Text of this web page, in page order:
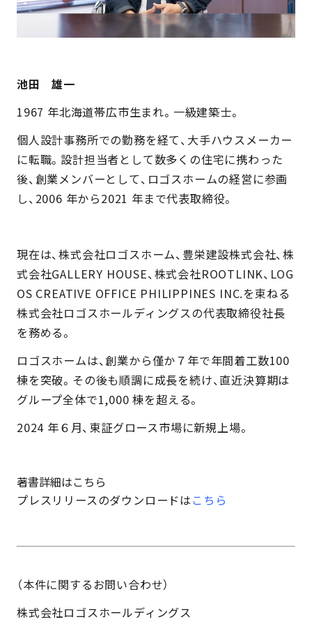
池田　雄一
1967 年北海道帯広市生まれ。一級建築士。
個人設計事務所での勤務を経て、大手ハウスメーカー
に転職。設計担当者として数多くの住宅に携わった
後、創業メンバーとして、ロゴスホームの経営に参画
し、2006 年から2021 年まで代表取締役。
現在は、株式会社ロゴスホーム、豊栄建設株式会社、株
式会社GALLERY HOUSE、株式会社ROOTLINK、LOG
OS CREATIVE OFFICE PHILIPPINES INC.を束ねる
株式会社ロゴスホールディングスの代表取締役社長
を務める。
ロゴスホームは、創業から僅か７年で年間着工数100
棟を突破。その後も順調に成長を続け、直近決算期は
グループ全体で1,000 棟を超える。
2024 年６月、東証グロース市場に新規上場。
著書詳細はこちら
プレスリリースのダウンロードは こちら
（本件に関するお問い合わせ）
株式会社ロゴスホールディングス